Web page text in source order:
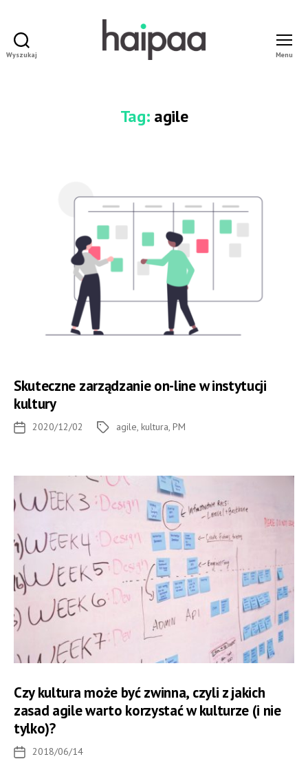
Wyszukaj Menu
Tag: agile
Skuteczne zarządzanie on-line w instytucji
kultury
Data 2020/12/02 Tagi agile, kultura, PM
Czy kul­tura może być zwinna, czyli z jakich
zasad agile warto korzy­stać w kul­tu­rze (i nie
tylko)?
Data 2018/06/14